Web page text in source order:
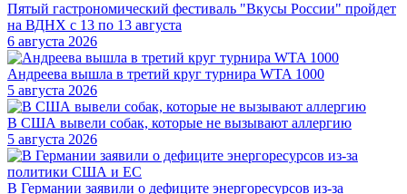
Пятый гастрономический фестиваль "Вкусы России" пройдет
на ВДНХ с 13 по 13 августа
6 августа 2026
Андреева вышла в третий круг турнира WTA 1000
5 августа 2026
В США вывели собак, которые не вызывают аллергию
5 августа 2026
В Германии заявили о дефиците энергоресурсов из-за